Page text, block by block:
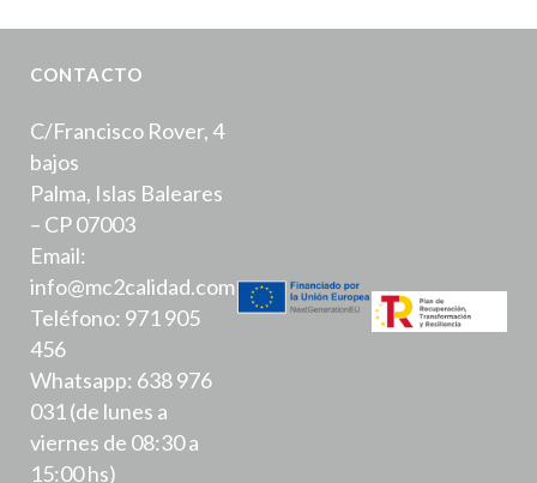
CONTACTO
C/Francisco Rover, 4
bajos
Palma, Islas Baleares
– CP 07003
Email:
info@mc2calidad.com
Teléfono: 971 905
456
Whatsapp: 638 976
031 (de lunes a
viernes de 08:30 a
15:00 hs)